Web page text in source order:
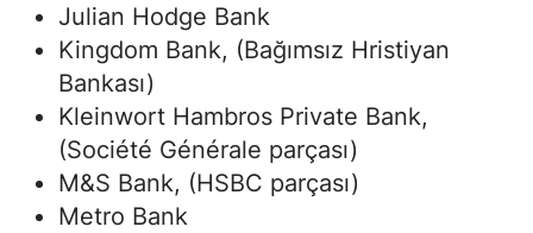
Julian Hodge Bank
Kingdom Bank, (Bağımsız Hristiyan
Bankası)
Kleinwort Hambros Private Bank,
(Société Générale parçası)
M&S Bank, (HSBC parçası)
Metro Bank